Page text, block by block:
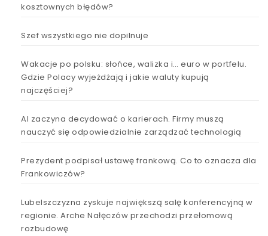
kosztownych błędów?
Szef wszystkiego nie dopilnuje
Wakacje po polsku: słońce, walizka i… euro w portfelu.
Gdzie Polacy wyjeżdżają i jakie waluty kupują
najczęściej?
AI zaczyna decydować o karierach. Firmy muszą
nauczyć się odpowiedzialnie zarządzać technologią
Prezydent podpisał ustawę frankową. Co to oznacza dla
Frankowiczów?
Lubelszczyzna zyskuje największą salę konferencyjną w
regionie. Arche Nałęczów przechodzi przełomową
rozbudowę